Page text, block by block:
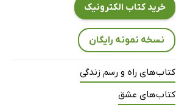
خرید کتاب الکترونیک
نسخه نمونه رایگان
کتاب‌های راه و رسم زندگی
کتاب‌های عشق